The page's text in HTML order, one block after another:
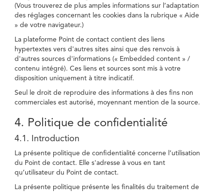
(Vous trouverez de plus amples informations sur l’adaptation
des réglages concernant les cookies dans la rubrique « Aide
» de votre navigateur.)
La plateforme Point de contact contient des liens
hypertextes vers d'autres sites ainsi que des renvois à
d'autres sources d'informations (« Embedded content » /
contenu intégré). Ces liens et sources sont mis à votre
disposition uniquement à titre indicatif.
Seul le droit de reproduire des informations à des fins non
commerciales est autorisé, moyennant mention de la source.
4. Politique de confidentialité
4.1. Introduction
La présente politique de confidentialité concerne l’utilisation
du Point de contact. Elle s'adresse à vous en tant
qu’utilisateur du Point de contact.
La présente politique présente les finalités du traitement de